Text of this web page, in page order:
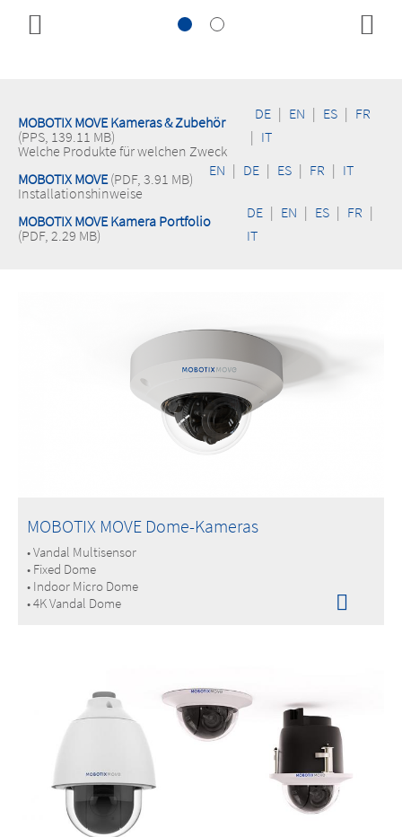
MOBOTIX MOVE Kameras & Zubehör
(PPS, 139.11 MB)
Welche Produkte für welchen Zweck
DE | EN | ES | FR
| IT
MOBOTIX MOVE (PDF, 3.91 MB)
Installationshinweise
EN | DE | ES | FR | IT
MOBOTIX MOVE Kamera Portfolio
(PDF, 2.29 MB)
DE | EN | ES | FR |
IT
MOBOTIX MOVE Dome-Kameras
• Vandal Multisensor
• Fixed Dome
• Indoor Micro Dome
• 4K Vandal Dome